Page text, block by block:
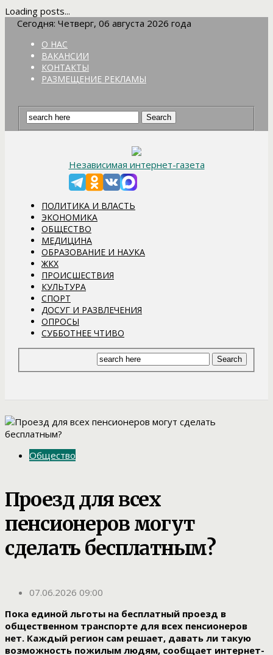
Loading posts...
Сегодня: Четверг, 06 августа 2026 года
О НАС
ВАКАНСИИ
КОНТАКТЫ
РАЗМЕЩЕНИЕ РЕКЛАМЫ
Независимая интернет-газета
ПОЛИТИКА И ВЛАСТЬ
ЭКОНОМИКА
ОБЩЕСТВО
МЕДИЦИНА
ОБРАЗОВАНИЕ И НАУКА
ЖКХ
ПРОИСШЕСТВИЯ
КУЛЬТУРА
СПОРТ
ДОСУГ И РАЗВЛЕЧЕНИЯ
ОПРОСЫ
СУББОТНЕЕ ЧТИВО
Общество
Проезд для всех
пенсионеров могут
сделать бесплатным?
07.06.2026 09:00
Пока единой льготы на бесплатный проезд в
общественном транспорте для всех пенсионеров
нет. Каждый регион сам решает, давать ли такую
возможность пожилым людям, сообщает интернет-